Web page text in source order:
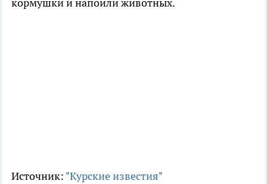
кормушки и напоили животных.
Источник: "Курские известия"